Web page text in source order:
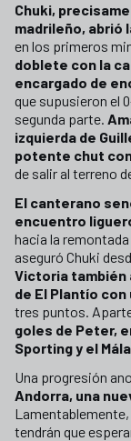
Chuki,
madrileño, abrió
en los primeros
doblete con la
encargado de
que supusieron el
segunda parte.
izquierda de
potente chut
de salir al terreno
El canterano
encuentro
hacia la remontada
aseguró Chuki
Victoria también
de El Plantío
tres puntos.
goles de Peter,
Sporting y el
Una progresión
Andorra, una
tendrán que